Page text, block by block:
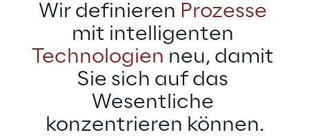
Wir definieren Prozesse
mit intelligenten
Technologien neu, damit
Sie sich auf das
Wesentliche
konzentrieren können.